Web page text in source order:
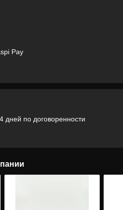
Pay
дней по договоренности